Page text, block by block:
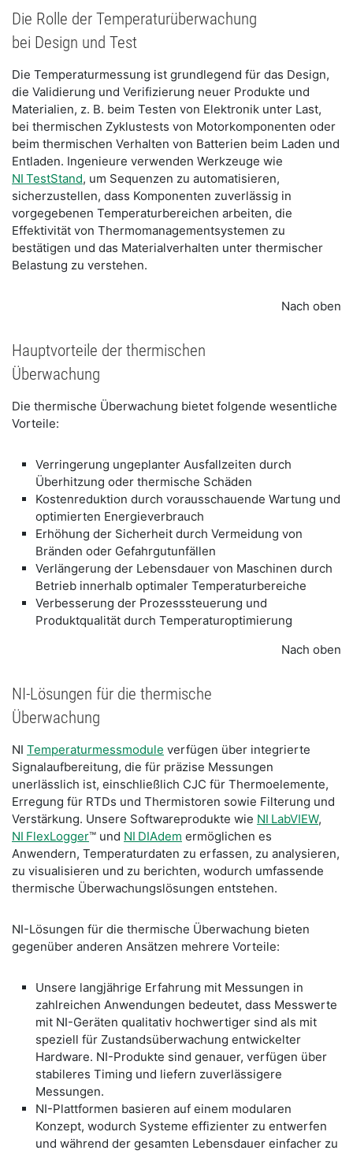
Die Rolle der Temperaturüberwachung
bei Design und Test
Die Temperaturmessung ist grundlegend für das Design,
die Validierung und Verifizierung neuer Produkte und
Materialien, z. B. beim Testen von Elektronik unter Last,
bei thermischen Zyklustests von Motorkomponenten oder
beim thermischen Verhalten von Batterien beim Laden und
Entladen. Ingenieure verwenden Werkzeuge wie
NI TestStand, um Sequenzen zu automatisieren,
sicherzustellen, dass Komponenten zuverlässig in
vorgegebenen Temperaturbereichen arbeiten, die
Effektivität von Thermomanagementsystemen zu
bestätigen und das Materialverhalten unter thermischer
Belastung zu verstehen.
Nach oben
Hauptvorteile der thermischen
Überwachung
Die thermische Überwachung bietet folgende wesentliche
Vorteile:
Verringerung ungeplanter Ausfallzeiten durch
Überhitzung oder thermische Schäden
Kostenreduktion durch vorausschauende Wartung und
optimierten Energieverbrauch
Erhöhung der Sicherheit durch Vermeidung von
Bränden oder Gefahrgutunfällen
Verlängerung der Lebensdauer von Maschinen durch
Betrieb innerhalb optimaler Temperaturbereiche
Verbesserung der Prozesssteuerung und
Produktqualität durch Temperaturoptimierung
Nach oben
NI-Lösungen für die thermische
Überwachung
NI Temperaturmessmodule verfügen über integrierte
Signalaufbereitung, die für präzise Messungen
unerlässlich ist, einschließlich CJC für Thermoelemente,
Erregung für RTDs und Thermistoren sowie Filterung und
Verstärkung. Unsere Softwareprodukte wie NI LabVIEW,
NI FlexLogger™ und NI DIAdem ermöglichen es
Anwendern, Temperaturdaten zu erfassen, zu analysieren,
zu visualisieren und zu berichten, wodurch umfassende
thermische Überwachungslösungen entstehen.
NI-Lösungen für die thermische Überwachung bieten
gegenüber anderen Ansätzen mehrere Vorteile:
Unsere langjährige Erfahrung mit Messungen in
zahlreichen Anwendungen bedeutet, dass Messwerte
mit NI-Geräten qualitativ hochwertiger sind als mit
speziell für Zustandsüberwachung entwickelter
Hardware. NI-Produkte sind genauer, verfügen über
stabileres Timing und liefern zuverlässigere
Messungen.
NI-Plattformen basieren auf einem modularen
Konzept, wodurch Systeme effizienter zu entwerfen
und während der gesamten Lebensdauer einfacher zu